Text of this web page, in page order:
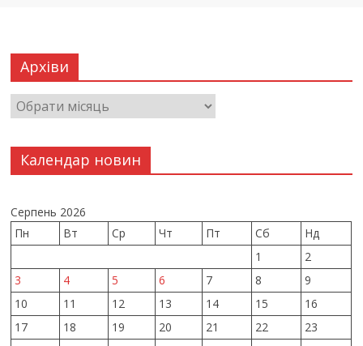
Архіви
Календар новин
Серпень 2026
Пн
Вт Ср Чт Пт Сб
Нд
1
2
3
4 5 6 7 8
9
10
11 12 13 14 15
16
17
18 19 20 21 22
23